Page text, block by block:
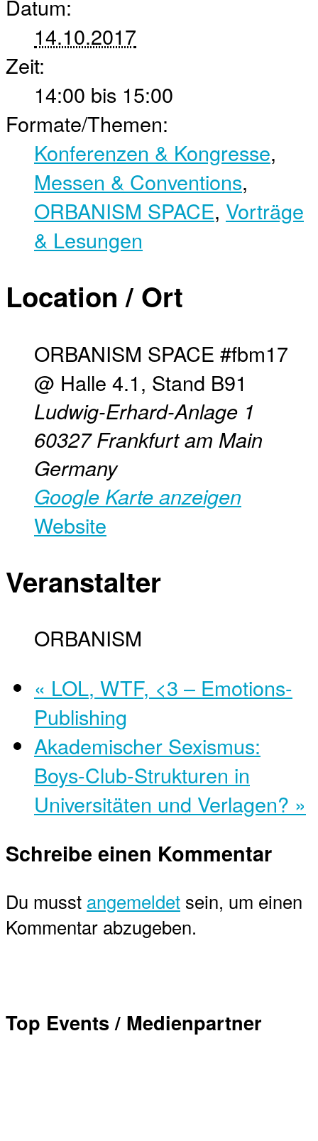
Datum:
14.10.2017
Zeit:
14:00 bis 15:00
Formate/Themen:
Konferenzen & Kongresse,
Messen & Conventions,
ORBANISM SPACE, Vorträge
& Lesungen
Location / Ort
ORBANISM SPACE #fbm17
@ Halle 4.1, Stand B91
Ludwig-Erhard-Anlage 1
60327 Frankfurt am Main
Germany
Google Karte anzeigen
Website
Veranstalter
ORBANISM
« LOL, WTF, <3 – Emotions-
Publishing
Akademischer Sexismus:
Boys-Club-Strukturen in
Universitäten und Verlagen? »
Schreibe einen Kommentar
Du musst angemeldet sein, um einen
Kommentar abzugeben.
Top Events / Medienpartner